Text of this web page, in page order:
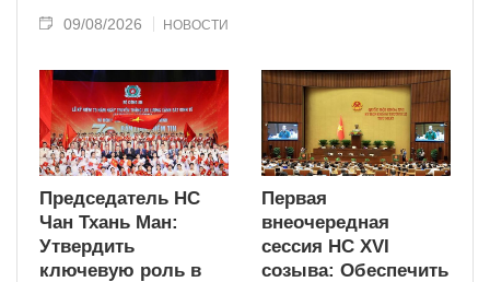
09/08/2026 НОВОСТИ
Председатель НС
Чан Тхань Ман:
Утвердить
ключевую роль в
Первая
внеочередная
сессия НС XVI
созыва: Обеспечить